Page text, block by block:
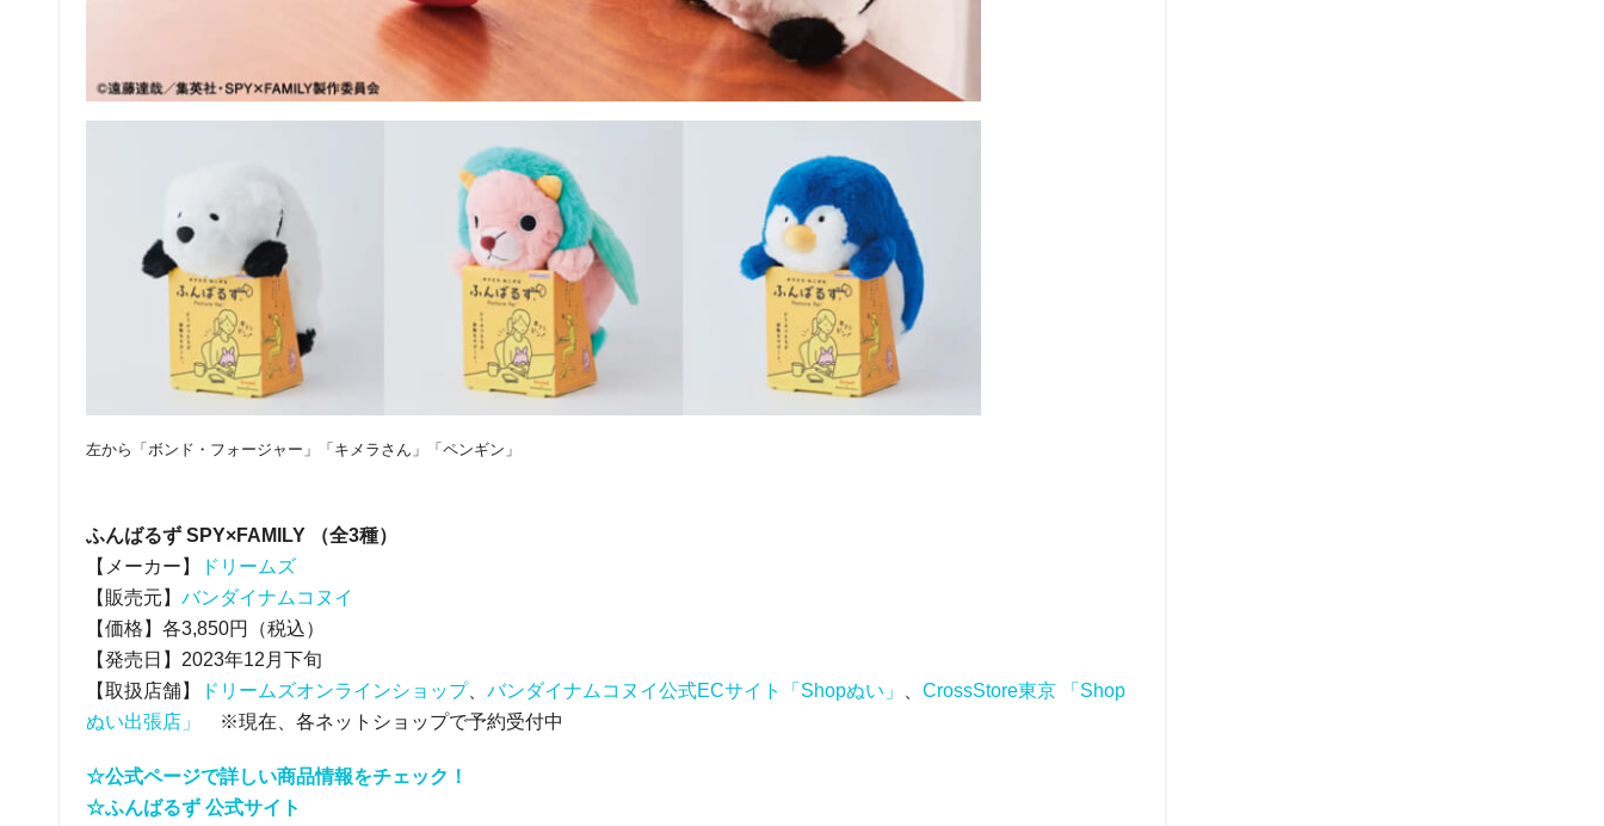
左から「ボンド・フォージャー」「キメラさん」「ペンギン」
ふんばるず SPY×FAMILY （全3種）
【メーカー】
ドリームズ
【販売元】 バンダイナムコヌイ
【価格】各3,850円（税込）
【発売日】2023年12月下旬
【取扱店舗】
ドリームズオンラインショップ、 バンダイナムコヌイ公式ECサイト「Shopぬい」
CrossStore東京 「Shop
ぬい出張店」
※現在、各ネットショップで予約受付中
☆公式ページで詳しい商品情報をチェック！
☆ふんばるず 公式サイト